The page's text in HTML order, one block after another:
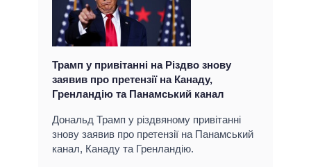
Трамп у привітанні на Різдво знову
заявив про претензії на Канаду,
Гренландію та Панамський канал
Дональд Трамп у різдвяному привітанні
знову заявив про претензії на Панамський
канал, Канаду та Гренландію.